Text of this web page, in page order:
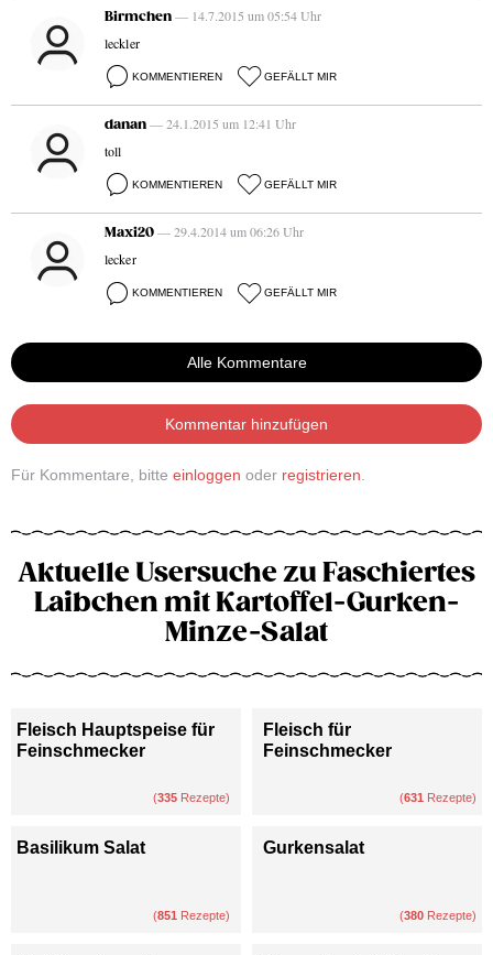
Birmchen— 14.7.2015 um 05:54 Uhr
leckler
KOMMENTIEREN GEFÄLLT MIR
danan— 24.1.2015 um 12:41 Uhr
toll
KOMMENTIEREN GEFÄLLT MIR
Maxi20— 29.4.2014 um 06:26 Uhr
lecker
KOMMENTIEREN GEFÄLLT MIR
Alle Kommentare
Kommentar hinzufügen
Für Kommentare, bitte einloggen oder registrieren.
Aktuelle Usersuche zu Faschiertes
Laibchen mit Kartoffel-Gurken-
Minze-Salat
Fleisch Hauptspeise für
Feinschmecker
(335 Rezepte)
Fleisch für
Feinschmecker
(631 Rezepte)
Basilikum Salat
(851 Rezepte)
Gurkensalat
(380 Rezepte)